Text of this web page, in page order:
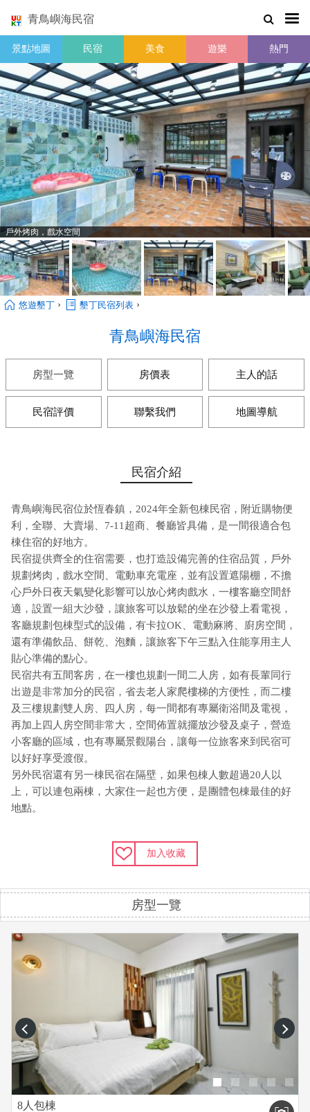
青鳥嶼海民宿
景點地圖 民宿 美食 遊樂 熱門
戶外烤肉，戲水空間
悠遊墾丁 › 墾丁民宿列表 ›
青鳥嶼海民宿
房型一覽 房價表 主人的話
民宿評價 聯繫我們 地圖導航
民宿介紹
青鳥嶼海民宿位於恆春鎮，2024年全新包棟民宿，附近購物便
利，全聯、大賣場、7-11超商、餐廳皆具備，是一間很適合包
棟住宿的好地方。
民宿提供齊全的住宿需要，也打造設備完善的住宿品質，戶外
規劃烤肉，戲水空間、電動車充電座，並有設置遮陽棚，不擔
心戶外日夜天氣變化影響可以放心烤肉戲水，一樓客廳空間舒
適，設置一組大沙發，讓旅客可以放鬆的坐在沙發上看電視，
客廳規劃包棟型式的設備，有卡拉OK、電動麻將、廚房空間，
還有準備飲品、餅乾、泡麵，讓旅客下午三點入住能享用主人
貼心準備的點心。
民宿共有五間客房，在一樓也規劃一間二人房，如有長輩同行
出遊是非常加分的民宿，省去老人家爬樓梯的方便性，而二樓
及三樓規劃雙人房、四人房，每一間都有專屬衛浴間及電視，
再加上四人房空間非常大，空間佈置就擺放沙發及桌子，營造
小客廳的區域，也有專屬景觀陽台，讓每一位旅客來到民宿可
以好好享受渡假。
另外民宿還有另一棟民宿在隔壁，如果包棟人數超過20人以
上，可以連包兩棟，大家住一起也方便，是團體包棟最佳的好
地點。
加入收藏
房型一覽
prev next
8人包棟